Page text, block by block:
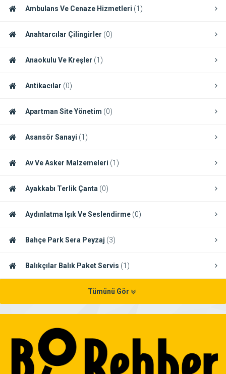
Ambulans Ve Cenaze Hizmetleri (1)
Anahtarcılar Çilingirler (0)
Anaokulu Ve Kreşler (1)
Antikacılar (0)
Apartman Site Yönetim (0)
Asansör Sanayi (1)
Av Ve Asker Malzemeleri (1)
Ayakkabı Terlik Çanta (0)
Aydınlatma Işık Ve Seslendirme (0)
Bahçe Park Sera Peyzaj (3)
Balıkçılar Balık Paket Servis (1)
Tümünü Gör